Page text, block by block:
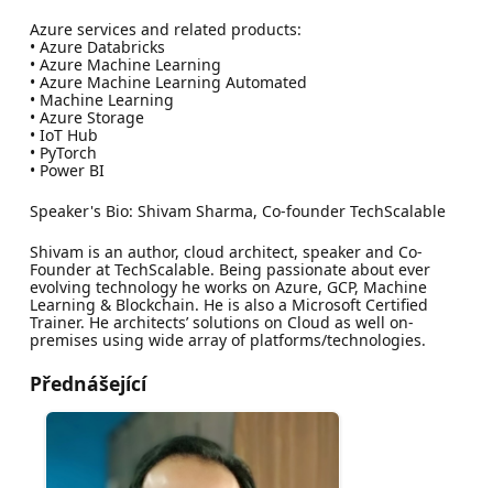
Azure services and related products:
• Azure Databricks
• Azure Machine Learning
• Azure Machine Learning Automated
• Machine Learning
• Azure Storage
• IoT Hub
• PyTorch
• Power BI
Speaker's Bio: Shivam Sharma, Co-founder TechScalable
Shivam is an author, cloud architect, speaker and Co-
Founder at TechScalable. Being passionate about ever
evolving technology he works on Azure, GCP, Machine
Learning & Blockchain. He is also a Microsoft Certified
Trainer. He architects’ solutions on Cloud as well on-
premises using wide array of platforms/technologies.
Přednášející